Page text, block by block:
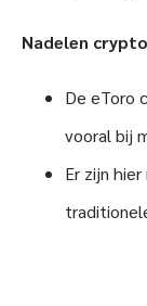
Nadelen
De eToro
vooral bij
Er zijn